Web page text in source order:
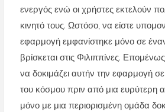
ενεργός ενώ οι χρήστες εκτελούν
κινητό τους. Ωστόσο, να είστε
εφαρμογή εμφανίστηκε μόνο σε
βρίσκεται στις Φιλιππίνες.
να δοκιμάζει αυτήν την εφαρμογή
του κόσμου πριν από μια ευρύτερη
μόνο με μια περιορισμένη ομάδα